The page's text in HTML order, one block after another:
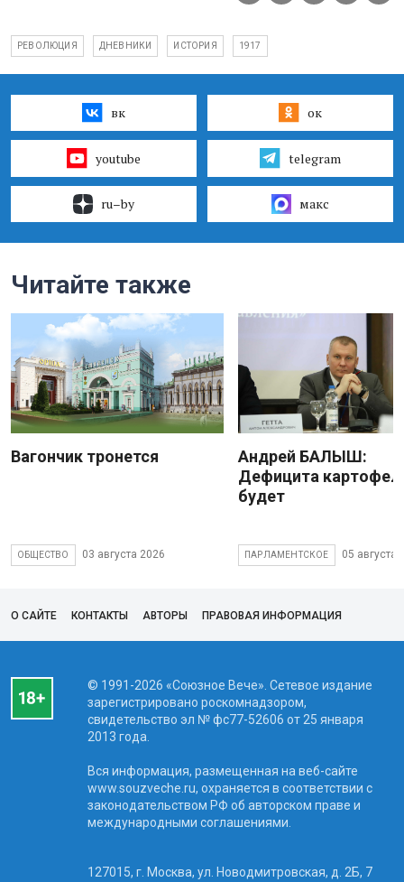
РЕВОЛЮЦИЯ ДНЕВНИКИ ИСТОРИЯ 1917
вк ок
youtube telegram
ru–by макс
Читайте также
Вагончик тронется
ОБЩЕСТВО 03 августа 2026
Андрей БАЛЫШ:
Дефицита
будет
ПАРЛАМЕНТСКОЕ 05 августа
О САЙТЕ КОНТАКТЫ АВТОРЫ ПРАВОВАЯ ИНФОРМАЦИЯ
© 1991-2026 «Союзное Вече». Сетевое издание
зарегистрировано роскомнадзором,
свидетельство эл № фc77-52606 от 25 января
2013 года.
Вся информация, размещенная на веб-сайте
www.souzveche.ru, охраняется в соответствии с
законодательством РФ об авторском праве и
международными соглашениями.
127015, г. Москва, ул. Новодмитровская, д. 2Б, 7